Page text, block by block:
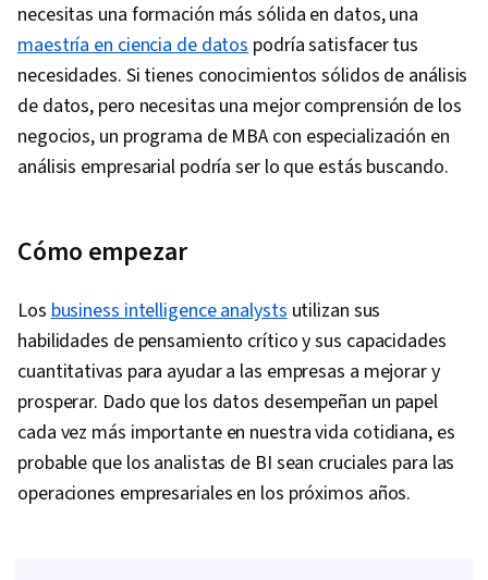
necesitas una formación más sólida en datos, una
maestría en ciencia de datospodría satisfacer tus
necesidades. Si tienes conocimientos sólidos de análisis
de datos, pero necesitas una mejor comprensión de los
negocios, un programa de MBA con especialización en
análisis empresarial podría ser lo que estás buscando.
Cómo empezar
Losbusiness intelligence analystsutilizan sus
habilidades de pensamiento crítico y sus capacidades
cuantitativas para ayudar a las empresas a mejorar y
prosperar. Dado que los datos desempeñan un papel
cada vez más importante en nuestra vida cotidiana, es
probable que los analistas de BI sean cruciales para las
operaciones empresariales en los próximos años.